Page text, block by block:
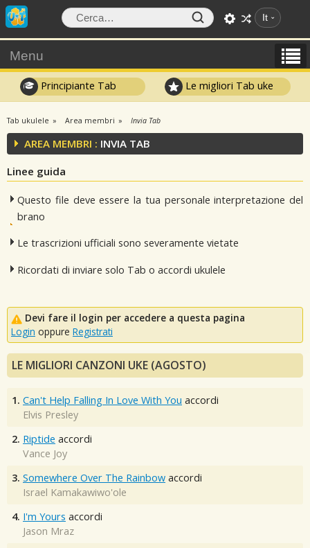
It
Menu
Principiante Tab Le migliori Tab uke
Tab ukulele Area membri Invia Tab
AREA MEMBRI : INVIA TAB
Linee guida
Questo file deve essere la tua personale interpretazione del
brano
Le trascrizioni ufficiali sono severamente vietate
Ricordati di inviare solo Tab o accordi ukulele
Devi fare il login per accedere a questa pagina
Login oppure Registrati
LE MIGLIORI CANZONI UKE (AGOSTO)
1. Can't Help Falling In Love With You accordi
Elvis Presley
2. Riptide accordi
Vance Joy
3. Somewhere Over The Rainbow accordi
Israel Kamakawiwo'ole
4. I'm Yours accordi
Jason Mraz